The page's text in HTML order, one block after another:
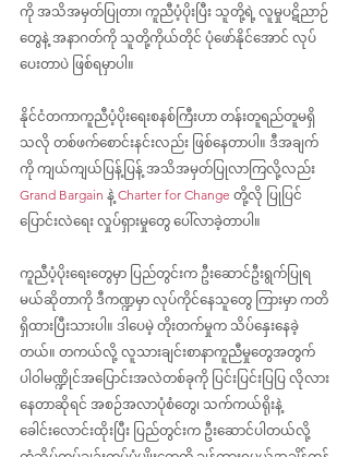
ကို အသိအမှတ်ပြုတာ၊ ကူညီပံ့ပိုးပြီး သူတို့ရဲ့ လူမှုပဋိညာဉ်
တွေနဲ့ အနာဂတ်ကို သူတို့ကိုယ်တိုင် ပုံဖော်နိုင်အောင် လုပ်
ပေးတာပဲ ဖြစ်ရမှာပါ။
နိုင်ငံတကာကူညီပံ့ပိုးရေးစနစ်ကြီးဟာ တန်းတူရည်တူမရှိ
သလို တစ်ဖက်စောင်းနင်းလည်း ဖြစ်နေတာပါ။ ဒီအချက်
ကို ကျယ်ကျယ်ပြန့်ပြန့် အသိအမှတ်ပြုလာကြလို့လည်း
Grand Bargain နဲ့ Charter for Change တို့လို ပြုပြင်
ပြောင်းလဲရေး လှုပ်ရှားမှုတွေ ပေါ်လာခဲ့တာပါ။
ကူညီပံ့ပိုးရေးတွေမှာ ပြည်တွင်းက ဦးဆောင်ဦးရွက်ပြုရ
မယ်ဆိုတာကို ဒီကဏ္ဍမှာ လုပ်ကိုင်နေသူတွေ ကြားမှာ ကတိ
ရှိထားပြီးသားပါ။ ဒါပေမဲ့ တိုးတက်မှုက သိပ်နှေးနေခဲ့
တယ်။ တကယ်လို့ လူသားချင်းစာနာကူညီမှုတွေအတွက်
ပါဝါမဏ္ဍိုင်အပြောင်းအလဲတစ်ခုကို ပြင်းပြင်းပြပြ လိုလား
နေတာဆိုရင် အစဉ်အလာပုံစံတွေ၊ သက်ကယ်ရိုးနဲ့
ခေါင်းလောင်းထိုးပြီး ပြည်တွင်းက ဦးဆောင်ပါတယ်လို့